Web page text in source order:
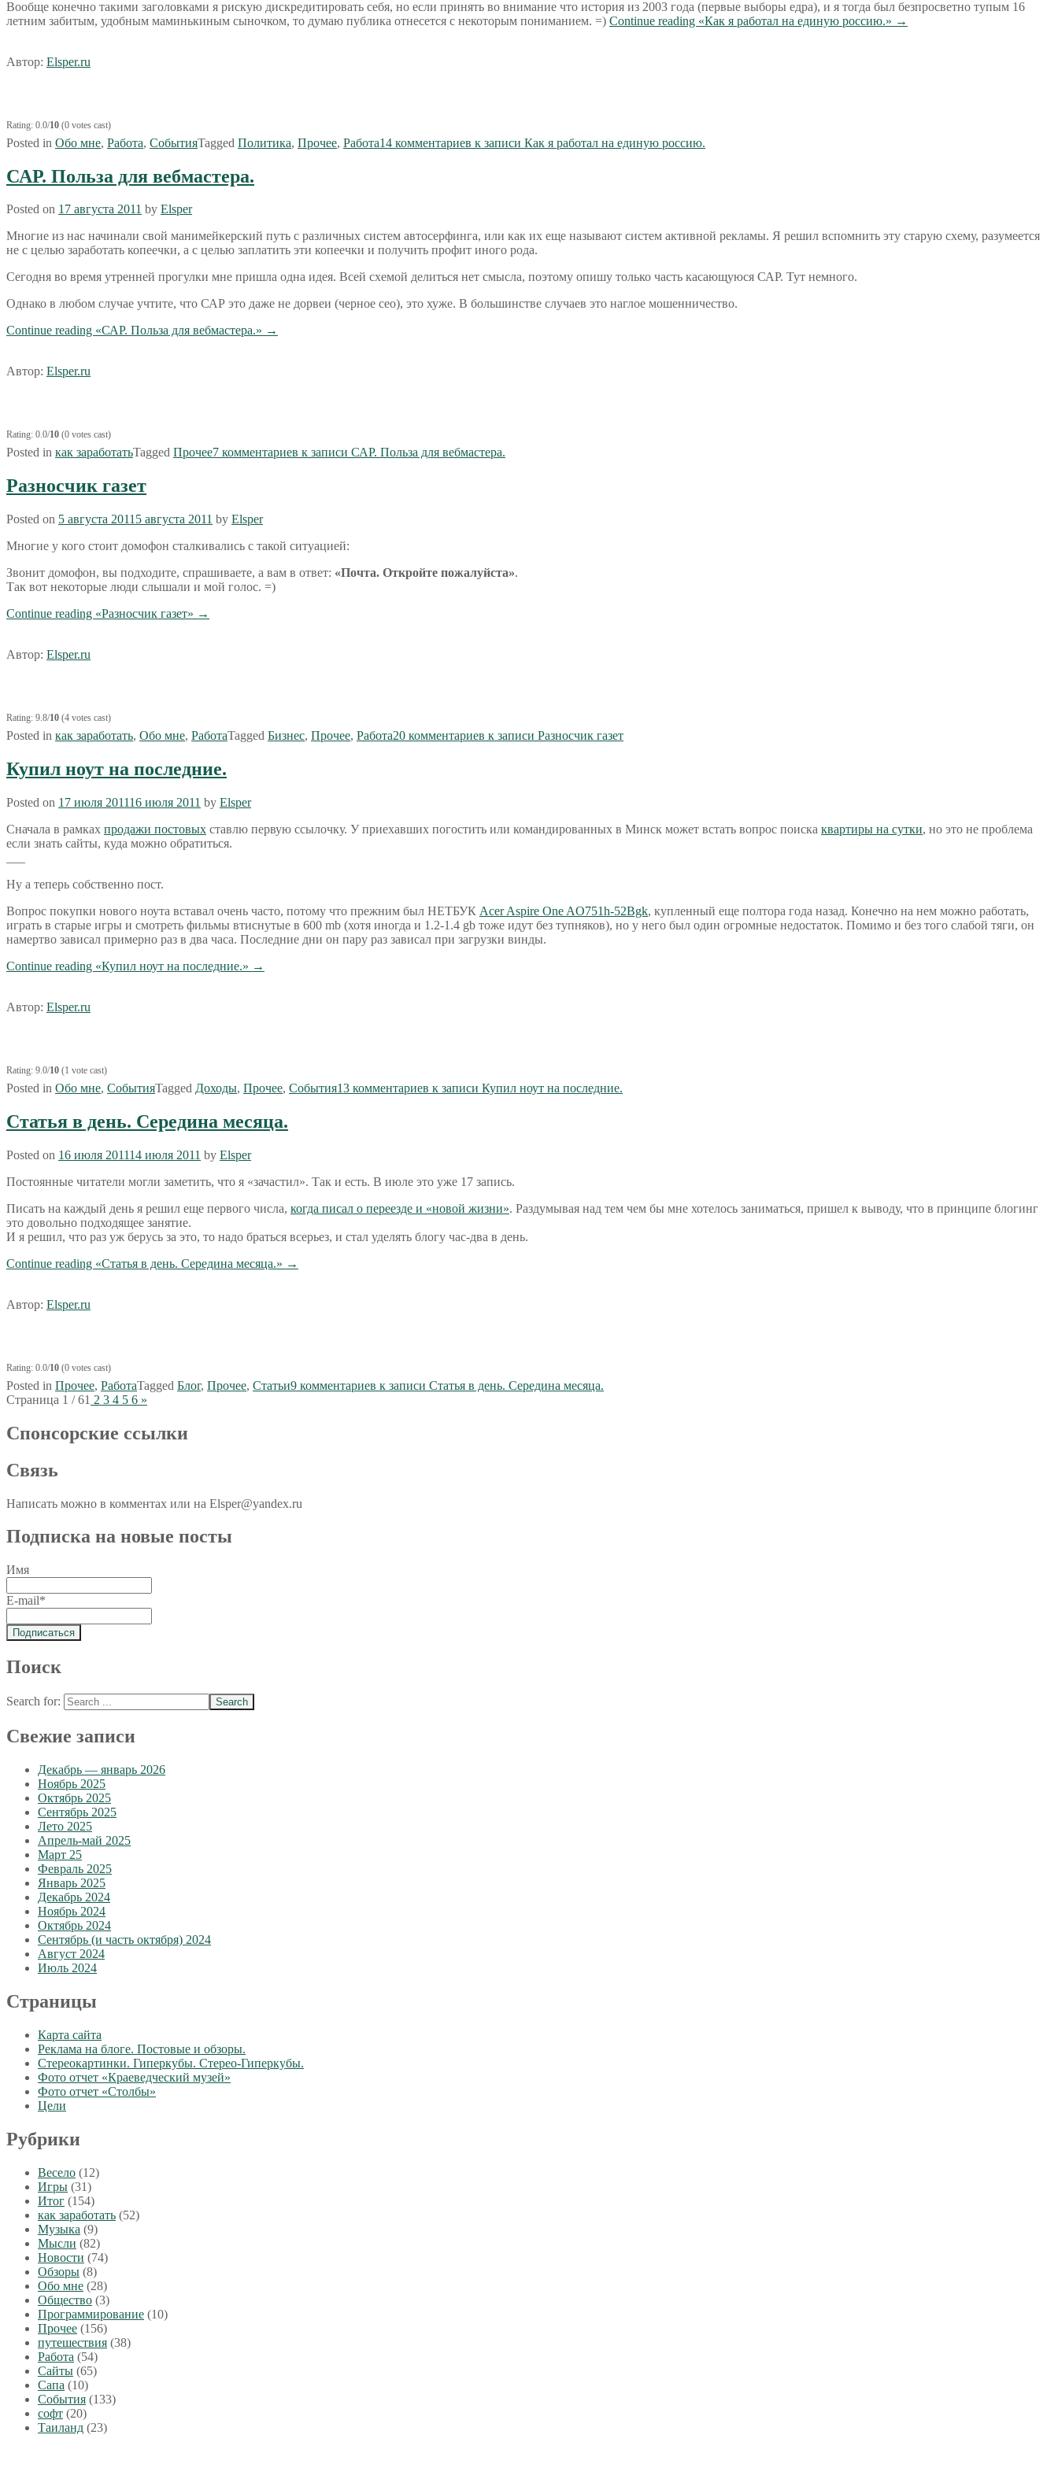
Вообще конечно такими заголовками я рискую дискредитировать себя, но если принять во внимание что история из 2003 года (первые выборы едра), и я тогда был безпросветно тупым 16
летним забитым, удобным маминькиным сыночком, то думаю публика отнесется с некоторым пониманием. =) Continue reading «Как я работал на единую россию.» →
Автор: Elsper.ru
Rating: 0.0/10 (0 votes cast)
Posted in Обо мне, Работа, СобытияTagged Политика, Прочее, Работа14 комментариев к записи Как я работал на единую россию.
САР. Польза для вебмастера.
Posted on 17 августа 2011 by Elsper
Многие из нас начинали свой манимейкерский путь с различных систем автосерфинга, или как их еще называют систем активной рекламы. Я решил вспомнить эту старую схему, разумеется
не с целью заработать копеечки, а с целью заплатить эти копеечки и получить профит иного рода.
Сегодня во время утренней прогулки мне пришла одна идея. Всей схемой делиться нет смысла, поэтому опишу только часть касающуюся САР. Тут немного.
Однако в любом случае учтите, что САР это даже не дорвеи (черное сео), это хуже. В большинстве случаев это наглое мошенничество.
Continue reading «САР. Польза для вебмастера.» →
Автор: Elsper.ru
Rating: 0.0/10 (0 votes cast)
Posted in как заработатьTagged Прочее7 комментариев к записи САР. Польза для вебмастера.
Разносчик газет
Posted on 5 августа 2011 5 августа 2011 by Elsper
Многие у кого стоит домофон сталкивались с такой ситуацией:
Звонит домофон, вы подходите, спрашиваете, а вам в ответ: «Почта. Откройте пожалуйста».
Так вот некоторые люди слышали и мой голос. =)
Continue reading «Разносчик газет» →
Автор: Elsper.ru
Rating: 9.8/10 (4 votes cast)
Posted in как заработать, Обо мне, РаботаTagged Бизнес, Прочее, Работа20 комментариев к записи Разносчик газет
Купил ноут на последние.
Posted on 17 июля 201116 июля 2011 by Elsper
Сначала в рамках продажи постовых ставлю первую ссылочку. У приехавших погостить или командированных в Минск может встать вопрос поиска квартиры на сутки, но это не проблема
если знать сайты, куда можно обратиться.
Ну а теперь собственно пост.
Вопрос покупки нового ноута вставал очень часто, потому что прежним был НЕТБУК Acer Aspire One AO751h-52Bgk, купленный еще полтора года назад. Конечно на нем можно работать,
играть в старые игры и смотреть фильмы втиснутые в 600 mb (хотя иногда и 1.2-1.4 gb тоже идут без тупняков), но у него был один огромные недостаток. Помимо и без того слабой тяги, он
намертво зависал примерно раз в два часа. Последние дни он пару раз зависал при загрузки винды.
Continue reading «Купил ноут на последние.» →
Автор: Elsper.ru
Rating: 9.0/10 (1 vote cast)
Posted in Обо мне, СобытияTagged Доходы, Прочее, События13 комментариев к записи Купил ноут на последние.
Статья в день. Середина месяца.
Posted on 16 июля 201114 июля 2011 by Elsper
Постоянные читатели могли заметить, что я «зачастил». Так и есть. В июле это уже 17 запись.
Писать на каждый день я решил еще первого числа, когда писал о переезде и «новой жизни». Раздумывая над тем чем бы мне хотелось заниматься, пришел к выводу, что в принципе блогинг
это довольно подходящее занятие.
И я решил, что раз уж берусь за это, то надо браться всерьез, и стал уделять блогу час-два в день.
Continue reading «Статья в день. Середина месяца.» →
Автор: Elsper.ru
Rating: 0.0/10 (0 votes cast)
Posted in Прочее, РаботаTagged Блог, Прочее, Статьи9 комментариев к записи Статья в день. Середина месяца.
Страница 1 / 61 2 3 4 5 6 »
Спoнcopcкиe ссылки
Связь
Написать можно в комментах или на Elsper@yandex.ru
Подписка на новые посты
Имя
E-mail*
Поиск
Search for:
Свежие записи
Декабрь — январь 2026
Ноябрь 2025
Октябрь 2025
Сентябрь 2025
Лето 2025
Апрель-май 2025
Март 25
Февраль 2025
Январь 2025
Декабрь 2024
Ноябрь 2024
Октябрь 2024
Сентябрь (и часть октября) 2024
Август 2024
Июль 2024
Страницы
Карта сайта
Реклама на блоге. Постовые и обзоры.
Стереокартинки. Гиперкубы. Стерео-Гиперкубы.
Фото отчет «Краеведческий музей»
Фото отчет «Столбы»
Цели
Рубрики
Весело (12)
Игры (31)
Итог (154)
как заработать (52)
Музыка (9)
Мысли (82)
Новости (74)
Обзоры (8)
Обо мне (28)
Общество (3)
Программирование (10)
Прочее (156)
путешествия (38)
Работа (54)
Сайты (65)
Сапа (10)
События (133)
софт (20)
Таиланд (23)